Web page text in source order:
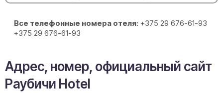
Все телефонные номера отеля: +375 29 676-61-93
+375 29 676-61-93
Адрес, номер, официальный сайт
Раубичи Hotel